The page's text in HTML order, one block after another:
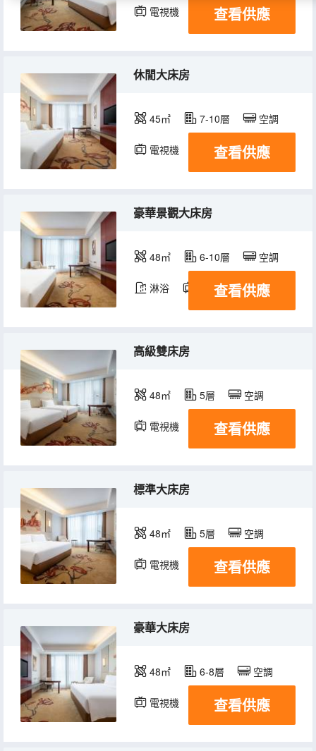
電視機 查看供應
休閒大床房
45㎡ 7-10層 空調
電視機 查看供應
豪華景觀大床房
48㎡ 6-10層 空調
淋浴 電視機
查看供應
高級雙床房
48㎡ 5層 空調
電視機 查看供應
標準大床房
48㎡ 5層 空調
電視機 查看供應
豪華大床房
48㎡ 6-8層 空調
電視機 查看供應